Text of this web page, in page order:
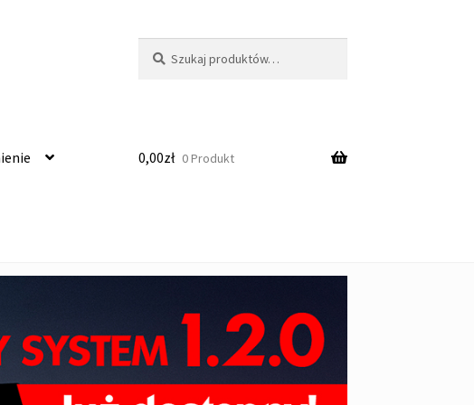
0,00zł 0 Produkt